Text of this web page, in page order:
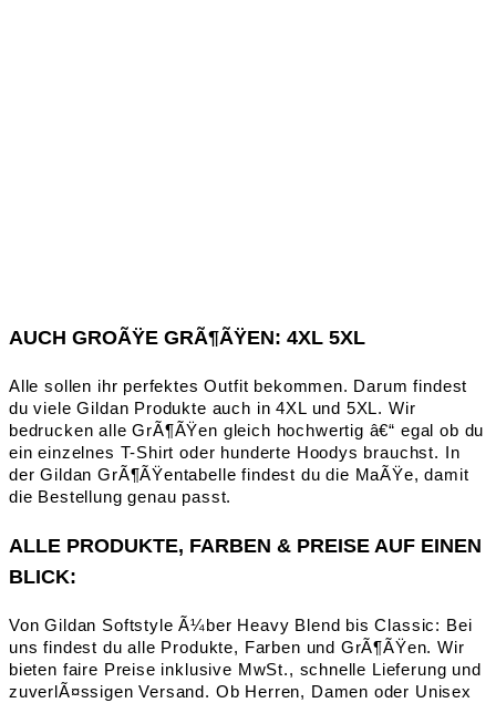
AUCH GROÃŸE GRÃ¶ÃŸEN: 4XL 5XL
Alle sollen ihr perfektes Outfit bekommen. Darum findest
du viele Gildan Produkte auch in 4XL und 5XL. Wir
bedrucken alle GrÃ¶ÃŸen gleich hochwertig â€“ egal ob du
ein einzelnes T-Shirt oder hunderte Hoodys brauchst. In
der Gildan GrÃ¶ÃŸentabelle findest du die MaÃŸe, damit
die Bestellung genau passt.
ALLE PRODUKTE, FARBEN & PREISE AUF EINEN
BLICK:
Von Gildan Softstyle Ã¼ber Heavy Blend bis Classic: Bei
uns findest du alle Produkte, Farben und GrÃ¶ÃŸen. Wir
bieten faire Preise inklusive MwSt., schnelle Lieferung und
zuverlÃ¤ssigen Versand. Ob Herren, Damen oder Unisex